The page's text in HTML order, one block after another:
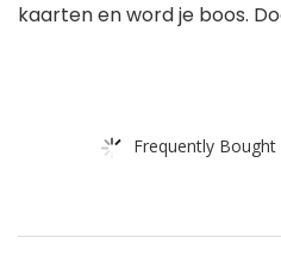
kaarten en word je boos.
Frequently